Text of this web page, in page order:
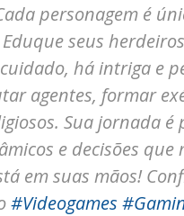
personagem é
seus
há intriga e
agentes, formar
Sua jornada
e decisões
em suas mãos!
#Videogames